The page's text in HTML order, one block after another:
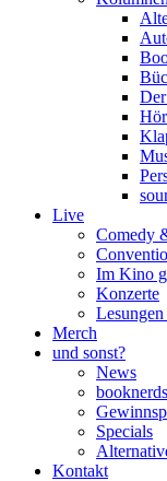
Live
Comedy
Im Kino
Konzerte
Merch
und sonst?
News
Specials
Kontakt